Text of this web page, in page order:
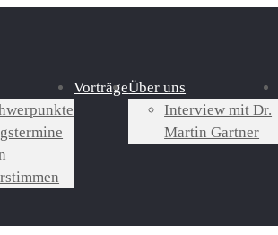
VorträgeÜber uns
Interview mit Dr.
Martin Gartner